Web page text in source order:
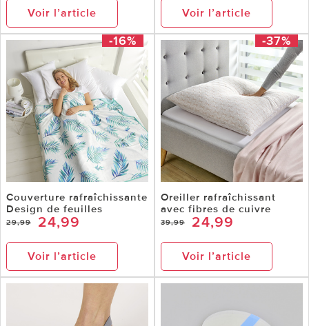
Voir l’article Voir l’article
-16%
Couverture rafraîchissante
Design de feuilles
29,99 24,99
Voir l’article
-37%
Oreiller rafraîchissant
avec fibres de cuivre
39,99 24,99
Voir l’article